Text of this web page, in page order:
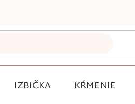
IZBIČKA KŔMENIE